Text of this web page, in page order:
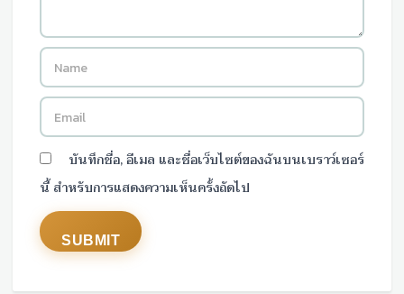
บันทึกชื่อ, อีเมล และชื่อเว็บไซต์ของฉันบนเบราว์เซอร์
นี้ สำหรับการแสดงความเห็นครั้งถัดไป